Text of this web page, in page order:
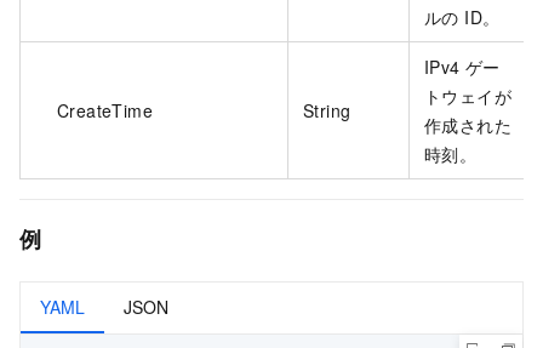
ルの ID。
CreateTime String
IPv4 ゲー
トウェイが
作成された
時刻。
例
YAML JSON